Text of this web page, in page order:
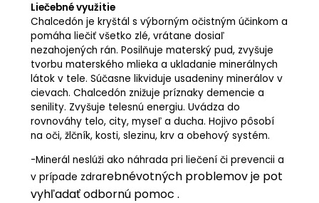
Liečebné využitie
Chalcedón je kryštál s výborným očistným účinkom a
pomáha liečiť všetko zlé, vrátane dosiaľ
nezahojených rán. Posilňuje materský pud, zvyšuje
tvorbu materského mlieka a ukladanie minerálnych
látok v tele. Súčasne likviduje usadeniny minerálov v
cievach. Chalcedón znižuje príznaky demencie a
senility. Zvyšuje telesnú energiu. Uvádza do
rovnováhy telo, city, myseľ a ducha. Hojivo pôsobí
na oči, žlčník, kosti, slezinu, krv a obehový systém.
-Minerál neslúži ako náhrada pri liečení či prevencii a
v prípade zdrarebnévotných problemov je pot
vyhľadať odbornú pomoc .